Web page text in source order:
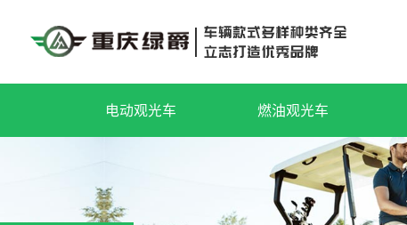
电动观光车 燃油观光车